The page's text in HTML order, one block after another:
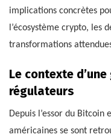
implications concrètes
l’écosystème crypto, les
transformations
Le contexte
régulateurs
Depuis l’essor du Bitcoin
américaines se sont